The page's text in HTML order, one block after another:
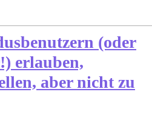
(oder
erlauben,
aber nicht zu